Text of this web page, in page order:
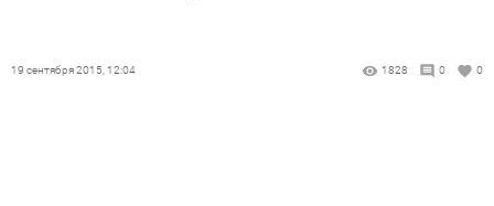
19 сентября 2015, 12:04 1828 0 0